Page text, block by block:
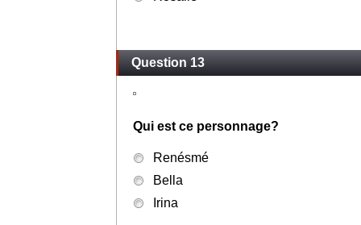
Question 13
Qui est ce personnage?
Renésmé
Bella
Irina